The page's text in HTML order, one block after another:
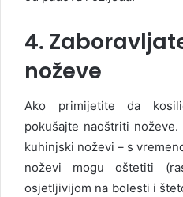
4.
noževe
Ako primijetite da
pokušajte naoštriti
kuhinjski noževi – s
noževi mogu oštetiti
osjetljivijom na bolesti i